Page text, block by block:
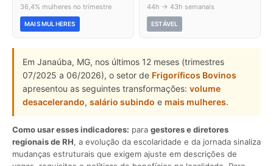
36,4% mulheres no trimestre
MAIS MULHERES
44h → 43h semanais
ESTÁVEL
Em Janaúba, MG, nos últimos 12 meses (trimestres
07/2025 a 06/2026), o setor de Frigoríficos Bovinos
apresentou as seguintes transformações: volume
desacelerando, salário subindo e mais mulheres.
Como usar esses indicadores: para gestores e diretores
regionais de RH, a evolução da escolaridade e da jornada sinaliza
mudanças estruturais que exigem ajuste em descrições de